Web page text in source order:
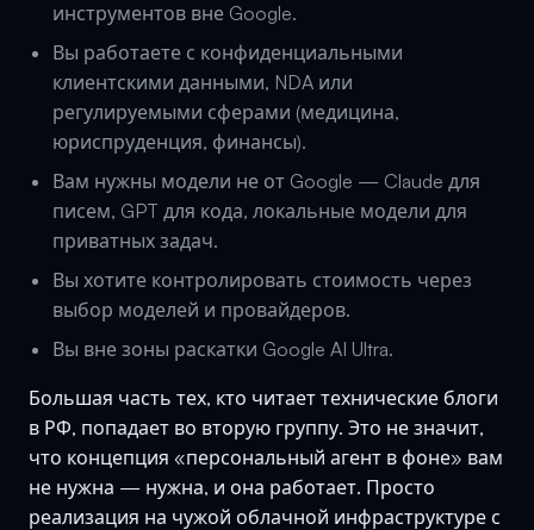
инструментов вне Google.
Вы работаете с конфиденциальными
клиентскими данными, NDA или
регулируемыми сферами (медицина,
юриспруденция, финансы).
Вам нужны модели не от Google — Claude для
писем, GPT для кода, локальные модели для
приватных задач.
Вы хотите контролировать стоимость через
выбор моделей и провайдеров.
Вы вне зоны раскатки Google AI Ultra.
Большая часть тех, кто читает технические блоги
в РФ, попадает во вторую группу. Это не значит,
что концепция «персональный агент в фоне» вам
не нужна — нужна, и она работает. Просто
реализация на чужой облачной инфраструктуре с